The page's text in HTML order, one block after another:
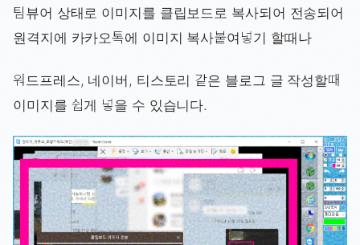
팀뷰어 상태로 이미지를 클립보드로 복사되어 전송되어
원격지에 카카오톡에 이미지 복사붙여넣기 할때나
워드프레스, 네이버, 티스토리 같은 블로그 글 작성할때
이미지를 쉽게 넣을 수 있습니다.